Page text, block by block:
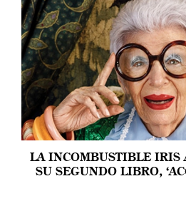
LA INCOMBUSTIBLE IRIS
SU SEGUNDO LIBRO,